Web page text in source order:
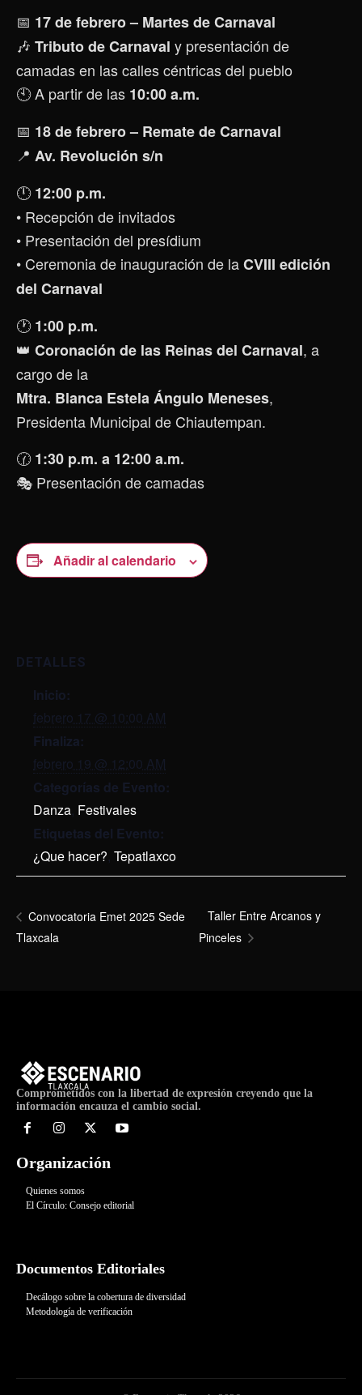
📅 17 de febrero – Martes de Carnaval
🎶 Tributo de Carnaval y presentación de
camadas en las calles céntricas del pueblo
🕙 A partir de las 10:00 a.m.
📅 18 de febrero – Remate de Carnaval
📍 Av. Revolución s/n
🕛12:00 p.m.
• Recepción de invitados
• Presentación del presídium
• Ceremonia de inauguración de laCVIII edición
del Carnaval
🕐1:00 p.m.
👑 Coronación de las Reinas del Carnaval, a
cargo de la
Mtra. Blanca Estela Ángulo Meneses,
Presidenta Municipal de Chiautempan.
🕜1:30 p.m. a 12:00 a.m.
🎭 Presentación de camadas
Añadir al calendario
DETALLES
Inicio:
febrero 17 @ 10:00 AM
Finaliza:
febrero 19 @ 12:00 AM
Categorías de Evento:
Danza, Festivales
Etiquetas del Evento:
¿Que hacer?, Tepatlaxco
Convocatoria Emet 2025 Sede
Tlaxcala
Taller Entre Arcanos y
Pinceles
Comprometidos con la libertad de expresión creyendo que la
información encauza el cambio social.
Organización
Quienes somos
El Círculo: Consejo editorial
Documentos Editoriales
Decálogo sobre la cobertura de diversidad
Metodología de verificación